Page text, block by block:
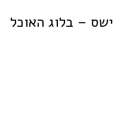
– בלוג האוכל